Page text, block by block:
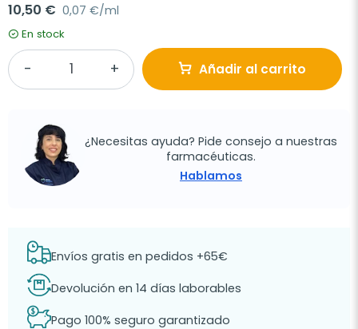
10,50 € 0,07 €/ml
En stock
Añadir al carrito
¿Necesitas ayuda? Pide consejo a nuestras
farmacéuticas.
Hablamos
Envíos gratis en pedidos +65€
Devolución en 14 días laborables
Pago 100% seguro garantizado